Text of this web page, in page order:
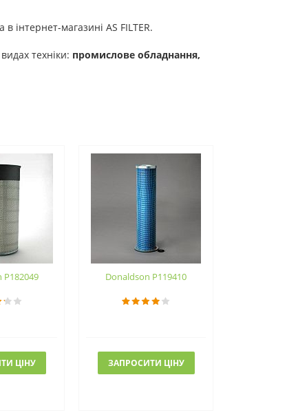
інтернет-магазині AS FILTER.
техніки: промислове обладнання,
P182049
ЦІНУ
Donaldson P119410
ЗАПРОСИТИ ЦІНУ